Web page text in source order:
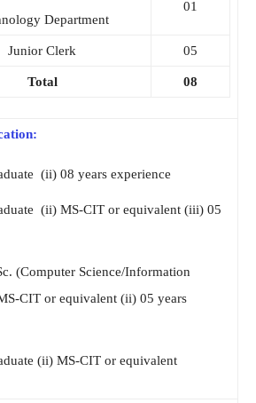
Department
01
Junior Clerk 05
Total 08
(ii) 08 years experience
(ii) MS-CIT or equivalent (iii) 05
(Computer Science/Information
CIT or equivalent (ii) 05 years
(ii) MS-CIT or equivalent